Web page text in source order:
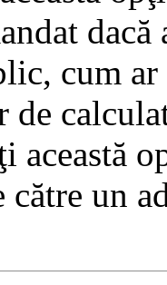
cum
de
această
către un